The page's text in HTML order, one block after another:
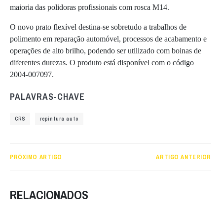
maioria das polidoras profissionais com rosca M14.
O novo prato flexível destina-se sobretudo a trabalhos de
polimento em reparação automóvel, processos de acabamento e
operações de alto brilho, podendo ser utilizado com boinas de
diferentes durezas. O produto está disponível com o código
2004-007097.
PALAVRAS-CHAVE
CRS repintura auto
PRÓXIMO ARTIGO ARTIGO ANTERIOR
RELACIONADOS